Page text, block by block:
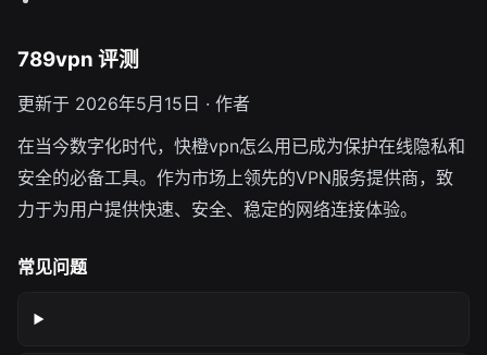
789vpn 评测
更新于 2026年5月15日 · 作者
在当今数字化时代，快橙vpn怎么用已成为保护在线隐私和
安全的必备工具。作为市场上领先的VPN服务提供商，致
力于为用户提供快速、安全、稳定的网络连接体验。
常见问题